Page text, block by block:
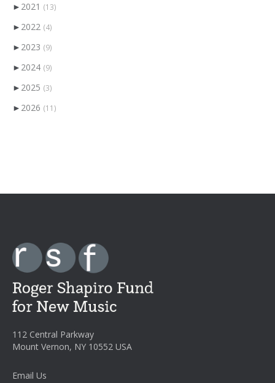
► 2021 (13)
► 2022 (4)
► 2023 (9)
► 2024 (9)
► 2025 (3)
► 2026 (11)
112 Central Parkway
Mount Vernon, NY 10552 USA
Email Us